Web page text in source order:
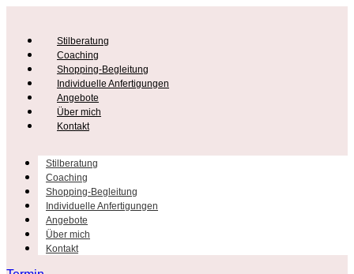
Stilberatung
Coaching
Shopping-Begleitung
Individuelle Anfertigungen
Angebote
Über mich
Kontakt
Stilberatung
Coaching
Shopping-Begleitung
Individuelle Anfertigungen
Angebote
Über mich
Kontakt